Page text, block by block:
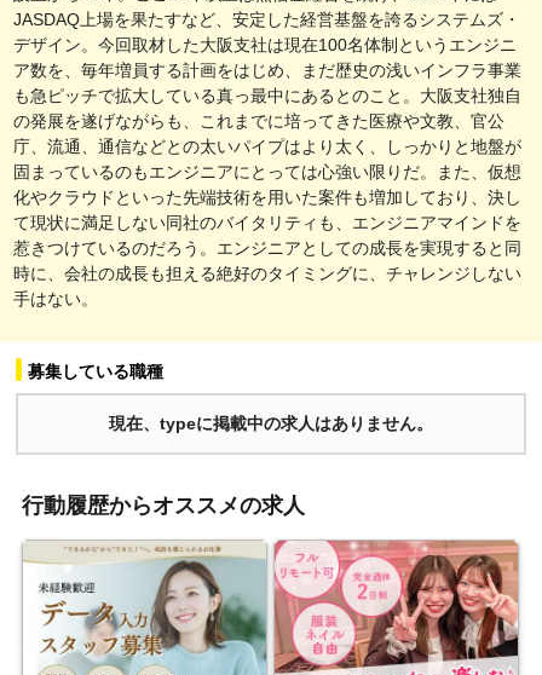
JASDAQ上場を果たすなど、安定した経営基盤を誇るシステムズ・
デザイン。今回取材した大阪支社は現在100名体制というエンジニ
ア数を、毎年増員する計画をはじめ、まだ歴史の浅いインフラ事業
も急ピッチで拡大している真っ最中にあるとのこと。大阪支社独自
の発展を遂げながらも、これまでに培ってきた医療や文教、官公
庁、流通、通信などとの太いパイプはより太く、しっかりと地盤が
固まっているのもエンジニアにとっては心強い限りだ。また、仮想
化やクラウドといった先端技術を用いた案件も増加しており、決し
て現状に満足しない同社のバイタリティも、エンジニアマインドを
惹きつけているのだろう。エンジニアとしての成長を実現すると同
時に、会社の成長も担える絶好のタイミングに、チャレンジしない
手はない。
募集している職種
現在、typeに掲載中の求人はありません。
行動履歴からオススメの求人